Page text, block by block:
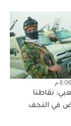
نقاطنا
في النجف